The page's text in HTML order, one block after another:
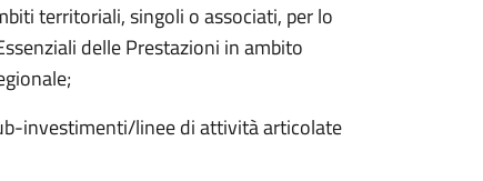
territoriali, singoli o associati, per lo
delle Prestazioni in ambito
investimenti/linee di attività articolate